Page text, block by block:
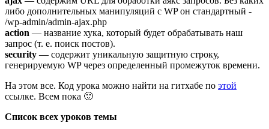
либо дополнительных манипуляций с WP он стандартный -
/wp-admin/admin-ajax.php
action — название хука, который будет обрабатывать наш
запрос (т. е. поиск постов).
security — содержит уникальную защитную строку,
генерируемую WP через определенный промежуток времени.
На этом все. Код урока можно найти на гитхабе по этой
ссылке. Всем пока 🙂
Список всех уроков темы